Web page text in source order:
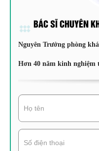
BÁC SĨ CHUYÊN
Nguyên Trưởng phòng
Hơn 40 năm kinh nghiệm